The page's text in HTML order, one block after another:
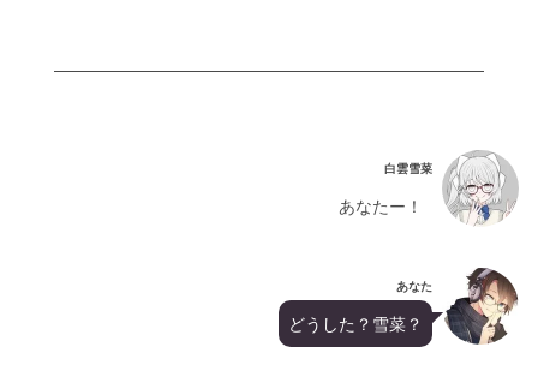
白雲雪菜
あなたー！
あなた
どうした？雪菜？